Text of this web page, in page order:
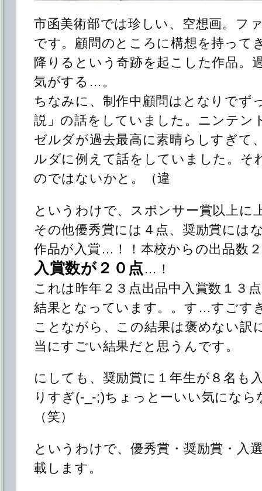
市函美術部では珍しい、空想画。フ
です。顧問のところに構想を持って
降りるという奇跡を起こした作品。
気がする…。
ちなみに、制作中顧問はとなりでず
説」の話をしていました。ニンテン
ゼルダが過去最高に素晴らしすぎて
ルダに例えて話をしていました。そ
のではないかと。（違
というわけで、スポンサー賞以上に
その他優秀賞には４点、奨励賞には
作品が入賞…！！本校からの出品数
入賞数が２０点 …！
これは昨年２３点出品中入賞数１３
結果となっています。。す…すごす
ことながら、この結果は褒めない訳
当にすごい結果だと思うんです。
にしても、奨励賞に１年生が８名も
りすぎ(-_-;)ちょっとーいい気になら
（笑）
というわけで、優秀賞・奨励賞・入
載します。